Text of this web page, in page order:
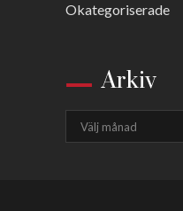
Okategoriserade
Arkiv